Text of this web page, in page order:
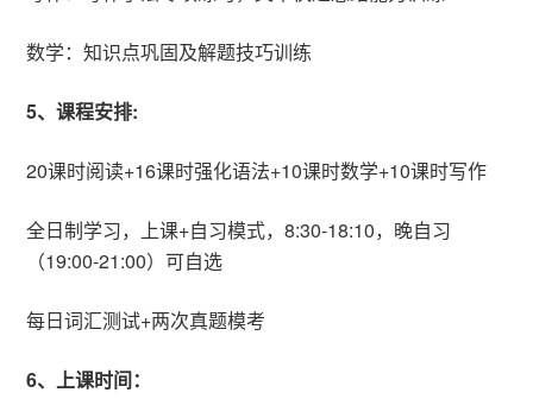
数学：知识点巩固及解题技巧训练
5、课程安排:
20课时阅读+16课时强化语法+10课时数学+10课时写作
全日制学习，上课+自习模式，8:30-18:10，晚自习
（19:00-21:00）可自选
每日词汇测试+两次真题模考
6、上课时间：